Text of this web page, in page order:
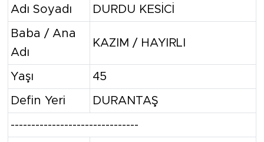
Adı Soyadı DURDU KESİCİ
Baba / Ana
Adı
KAZIM / HAYIRLI
Yaşı 45
Defin Yeri DURANTAŞ
-------------------------------